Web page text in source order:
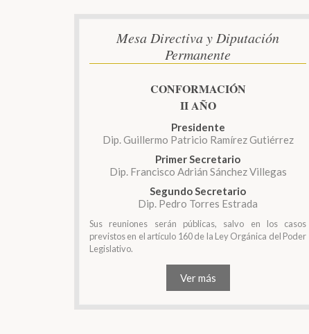
Mesa Directiva y Diputación
Permanente
CONFORMACIÓN
II AÑO
Presidente
Dip. Guillermo Patricio Ramírez Gutiérrez
Primer Secretario
Dip. Francisco Adrián Sánchez Villegas
Segundo Secretario
Dip. Pedro Torres Estrada
Sus reuniones serán públicas, salvo en los casos
previstos en el artículo 160 de la Ley Orgánica del Poder
Legislativo.
Ver más